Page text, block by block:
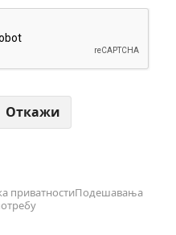
Откажи
приватностиПодешавања